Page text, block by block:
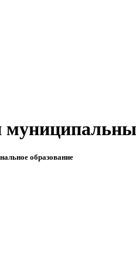
образование